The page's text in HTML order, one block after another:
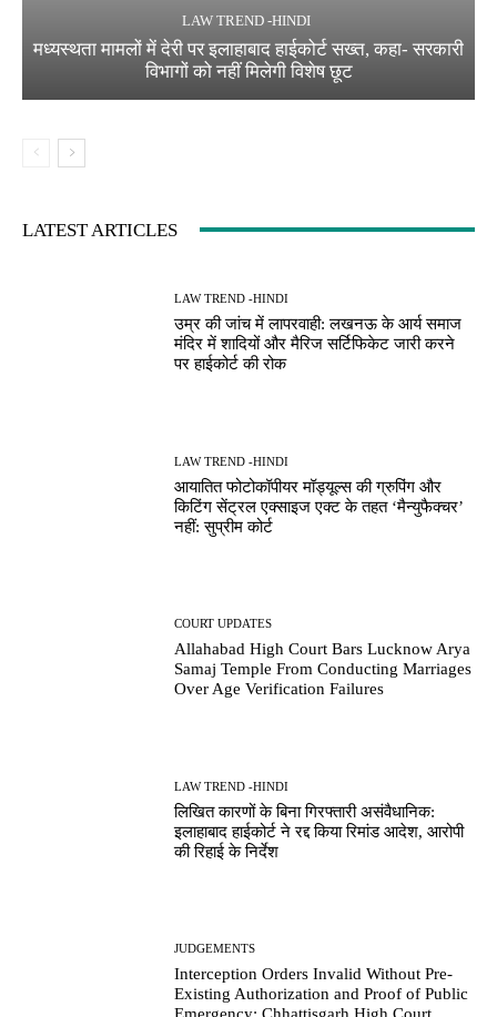
LAW TREND -HINDI
मध्यस्थता मामलों में देरी पर इलाहाबाद हाईकोर्ट सख्त, कहा- सरकारी
विभागों को नहीं मिलेगी विशेष छूट
LATEST ARTICLES
LAW TREND -HINDI
उम्र की जांच में लापरवाही: लखनऊ के आर्य समाज
मंदिर में शादियों और मैरिज सर्टिफिकेट जारी करने
पर हाईकोर्ट की रोक
LAW TREND -HINDI
आयातित फोटोकॉपीयर मॉड्यूल्स की ग्रुपिंग और
किटिंग सेंट्रल एक्साइज एक्ट के तहत ‘मैन्युफैक्चर’
नहीं: सुप्रीम कोर्ट
COURT UPDATES
Allahabad High Court Bars Lucknow Arya
Samaj Temple From Conducting Marriages
Over Age Verification Failures
LAW TREND -HINDI
लिखित कारणों के बिना गिरफ्तारी असंवैधानिक:
इलाहाबाद हाईकोर्ट ने रद्द किया रिमांड आदेश, आरोपी
की रिहाई के निर्देश
JUDGEMENTS
Interception Orders Invalid Without Pre-
Existing Authorization and Proof of Public